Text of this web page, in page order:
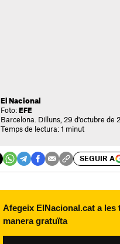
El Nacional
Foto: EFE
Barcelona. Dilluns, 29 d'octubre de
Temps de lectura: 1 minut
SEGUIR A
Afegeix ElNacional.cat a
manera gratuïta